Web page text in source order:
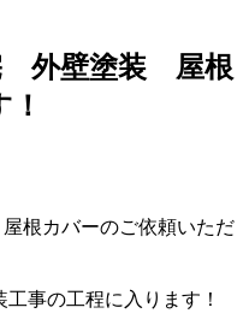
外壁塗装 屋根
根カバーのご依頼いただ
事の工程に入ります！